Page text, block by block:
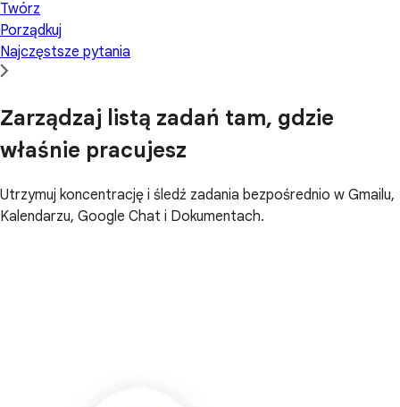
Twórz
Porządkuj
Najczęstsze pytania
Zarządzaj listą zadań tam, gdzie
właśnie pracujesz
Utrzymuj koncentrację i śledź zadania bezpośrednio w Gmailu,
Kalendarzu, Google Chat i Dokumentach.